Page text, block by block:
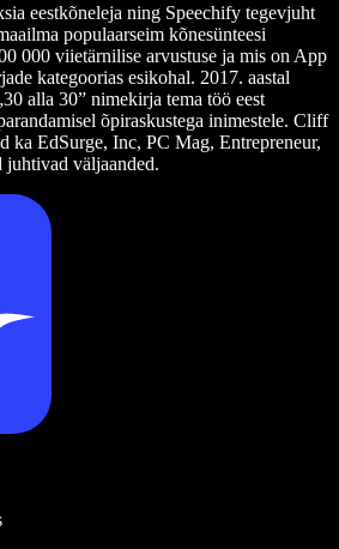
eestkõneleja ning Speechify tegevjuht
populaarseim kõnesünteesi
000 viietärnilise arvustuse ja mis on App
kategoorias esikohal. 2017. aastal
alla 30” nimekirja tema töö eest
õpiraskustega inimestele. Cliff
ka EdSurge, Inc, PC Mag, Entrepreneur,
juhtivad väljaanded.